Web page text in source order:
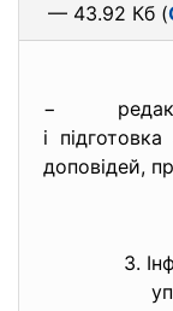
— 43.92 Кб (
−
і
доповідей,
3.